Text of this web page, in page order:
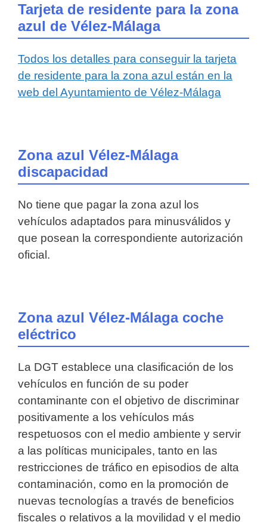
Tarjeta de residente para la zona
azul de Vélez-Málaga
Todos los detalles para conseguir la tarjeta
de residente para la zona azul están en la
web del Ayuntamiento de Vélez-Málaga
Zona azul Vélez-Málaga
discapacidad
No tiene que pagar la zona azul los
vehículos adaptados para minusválidos y
que posean la correspondiente autorización
oficial.
Zona azul Vélez-Málaga coche
eléctrico
La DGT establece una clasificación de los
vehículos en función de su poder
contaminante con el objetivo de discriminar
positivamente a los vehículos más
respetuosos con el medio ambiente y servir
a las políticas municipales, tanto en las
restricciones de tráfico en episodios de alta
contaminación, como en la promoción de
nuevas tecnologías a través de beneficios
fiscales o relativos a la movilidad y el medio